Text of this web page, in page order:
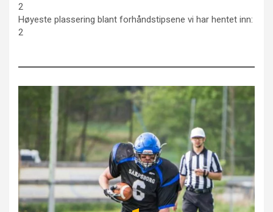
2
Høyeste plassering blant forhåndstipsene vi har hentet inn:
2